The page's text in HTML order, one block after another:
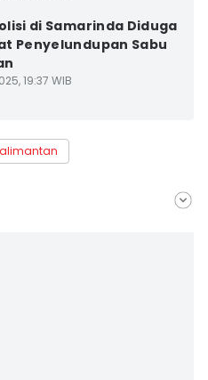
di Samarinda Diduga
Penyelundupan Sabu
19:37 WIB